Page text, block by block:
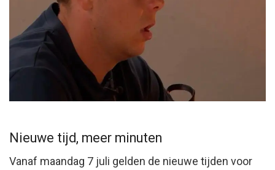
Nieuwe tijd, meer minuten
Vanaf maandag 7 juli gelden de nieuwe tijden voor